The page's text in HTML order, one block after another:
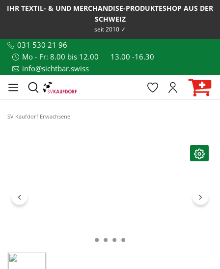
IHR TEXTIL- & UND MERCHANDISE-PRODUKTESHOP AUS DER
SCHWEIZ
seit 2010 ✓
031 530 21 96
Mo - Fr: 8.00 bis 12.00
13.00 -16.30
info@sichtbar.swiss
SV Kaufdorf Erwachsene